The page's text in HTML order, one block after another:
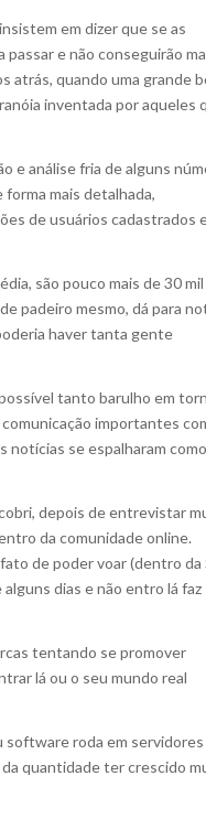
em dizer que se as
e não conseguirão
atrás, quando uma grande
inventada por aqueles
e análise fria de alguns
mais detalhada,
de usuários cadastrados
são pouco mais de 30 mil
padeiro mesmo, dá para
haver tanta gente
tanto barulho em
importantes
notícias se espalharam
depois de entrevistar
da comunidade online.
de poder voar (dentro da
dias e não entro lá faz
tentando se promover
lá ou o seu mundo real
software roda em
quantidade ter crescido